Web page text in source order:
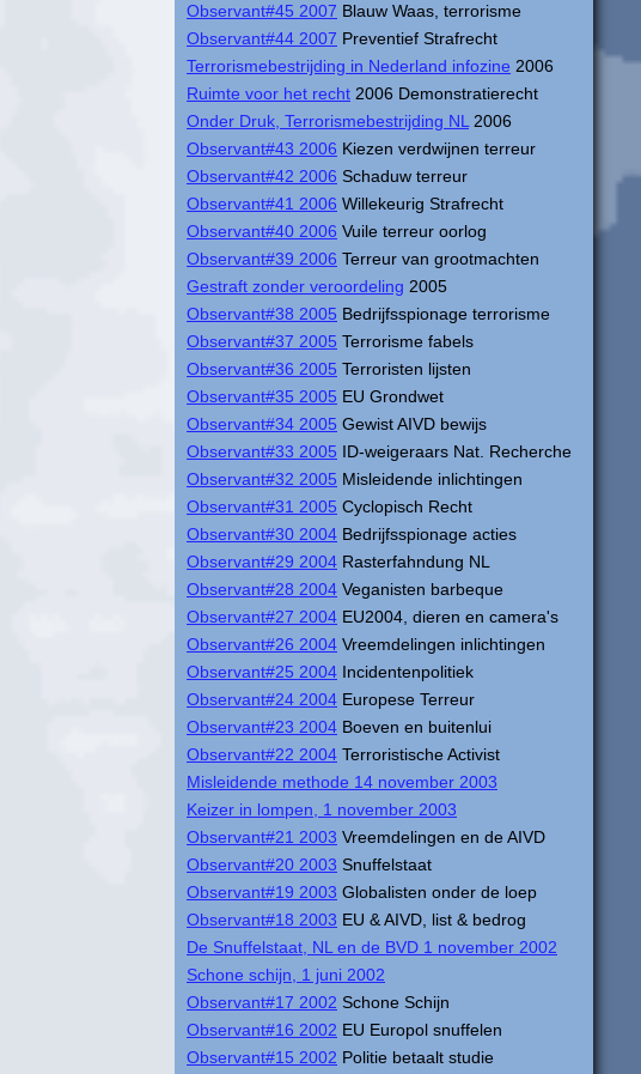
Observant#45 2007 Blauw Waas, terrorisme
Observant#44 2007 Preventief Strafrecht
Terrorismebestrijding in Nederland infozine 2006
Ruimte voor het recht 2006 Demonstratierecht
Onder Druk, Terrorismebestrijding NL 2006
Observant#43 2006 Kiezen verdwijnen terreur
Observant#42 2006 Schaduw terreur
Observant#41 2006 Willekeurig Strafrecht
Observant#40 2006 Vuile terreur oorlog
Observant#39 2006 Terreur van grootmachten
Gestraft zonder veroordeling 2005
Observant#38 2005 Bedrijfsspionage terrorisme
Observant#37 2005 Terrorisme fabels
Observant#36 2005 Terroristen lijsten
Observant#35 2005 EU Grondwet
Observant#34 2005 Gewist AIVD bewijs
Observant#33 2005 ID-weigeraars Nat. Recherche
Observant#32 2005 Misleidende inlichtingen
Observant#31 2005 Cyclopisch Recht
Observant#30 2004 Bedrijfsspionage acties
Observant#29 2004 Rasterfahndung NL
Observant#28 2004 Veganisten barbeque
Observant#27 2004 EU2004, dieren en camera's
Observant#26 2004 Vreemdelingen inlichtingen
Observant#25 2004 Incidentenpolitiek
Observant#24 2004 Europese Terreur
Observant#23 2004 Boeven en buitenlui
Observant#22 2004 Terroristische Activist
Misleidende methode 14 november 2003
Keizer in lompen, 1 november 2003
Observant#21 2003 Vreemdelingen en de AIVD
Observant#20 2003 Snuffelstaat
Observant#19 2003 Globalisten onder de loep
Observant#18 2003 EU & AIVD, list & bedrog
De Snuffelstaat, NL en de BVD 1 november 2002
Schone schijn, 1 juni 2002
Observant#17 2002 Schone Schijn
Observant#16 2002 EU Europol snuffelen
Observant#15 2002 Politie betaalt studie